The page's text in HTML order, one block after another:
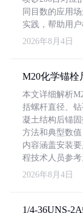
同目数的应用
实践，帮助用
2026年8月4日
M20化学锚栓
本文详细解析
括螺杆直径、
凝土结构后锚
方法和典型数值
内容涵盖安装
程技术人员参考
2026年8月4日
1/4-36UNS-